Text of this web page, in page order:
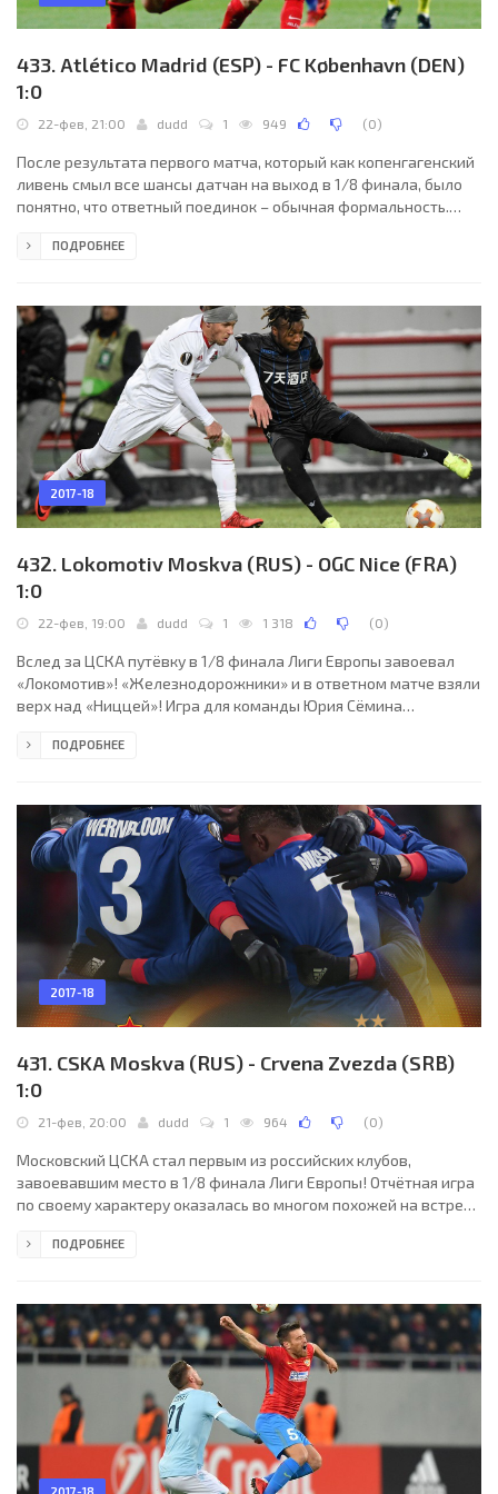
433. Atlético Madrid (ESP) - FC København (DEN)
1:0
22-фев, 21:00 dudd 1 949 (0)
После результата первого матча, который как копенгагенский
ливень смыл все шансы датчан на выход в 1/8 финала, было
понятно, что ответный поединок – обычная формальность.
практически проигнорировали встречу, оставив на "Ванда
ПОДРОБНЕЕ
2017-18
432. Lokomotiv Moskva (RUS) - OGC Nice (FRA)
1:0
22-фев, 19:00 dudd 1 1 318 (0)
Вслед за ЦСКА путёвку в 1/8 финала Лиги Европы завоевал
«Локомотив»! «Железнодорожники» и в ответном матче взяли
верх над «Ниццей»! Игра для команды Юрия Сёмина
чудеса и совершать невероятные камбэки. Французский клуб
первый тайм, создав несколько опаснейших моментов возле
ворот Маринато Гилерме.
ПОДРОБНЕЕ
2017-18
431. CSKA Moskva (RUS) - Crvena Zvezda (SRB)
1:0
21-фев, 20:00 dudd 1 964 (0)
Московский ЦСКА стал первым из российских клубов,
завоевавшим место в 1/8 финала Лиги Европы! Отчётная игра
по своему характеру оказалась во многом похожей на встречу
части данного матча на поле было многовато сумбура.
ПОДРОБНЕЕ